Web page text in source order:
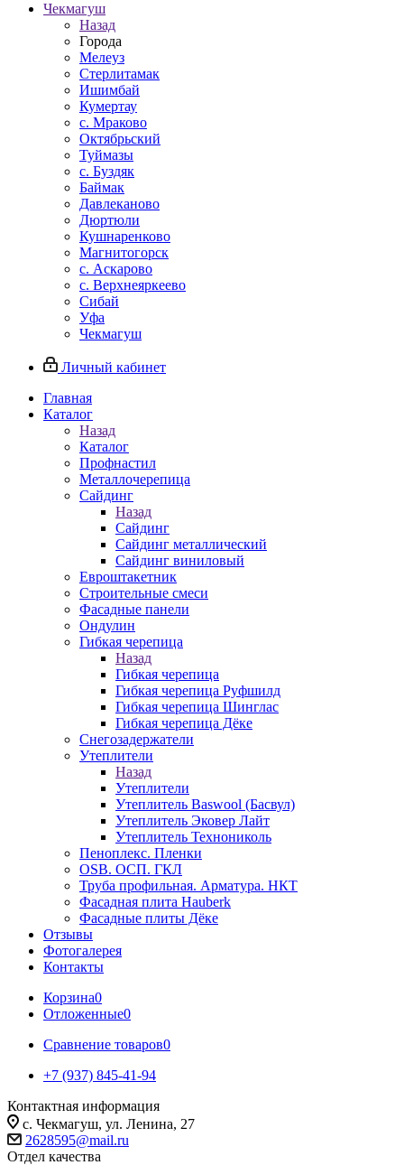
Чекмагуш
Назад
Города
Мелеуз
Стерлитамак
Ишимбай
Кумертау
c. Мраково
Октябрьский
Туймазы
c. Буздяк
Баймак
Давлеканово
Дюртюли
Кушнаренково
Магнитогорск
с. Аскарово
с. Верхнеяркеево
Сибай
Уфа
Чекмагуш
Личный кабинет
Главная
Каталог
Назад
Каталог
Профнастил
Металлочерепица
Сайдинг
Назад
Сайдинг
Сайдинг металлический
Сайдинг виниловый
Евроштакетник
Строительные смеси
Фасадные панели
Ондулин
Гибкая черепица
Назад
Гибкая черепица
Гибкая черепица Руфшилд
Гибкая черепица Шинглас
Гибкая черепица Дёке
Снегозадержатели
Утеплители
Назад
Утеплители
Утеплитель Baswool (Басвул)
Утеплитель Эковер Лайт
Утеплитель Технониколь
Пеноплекс. Пленки
OSB. ОСП. ГКЛ
Труба профильная. Арматура. НКТ
Фасадная плита Hauberk
Фасадные плиты Дёке
Отзывы
Фотогалерея
Контакты
Корзина0
Отложенные0
Сравнение товаров0
+7 (937) 845-41-94
Контактная информация
с. Чекмагуш, ул. Ленина, 27
2628595@mail.ru
Отдел качества